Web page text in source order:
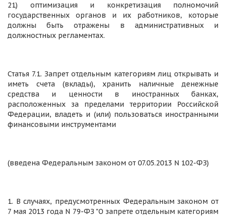
21) оптимизация и конкретизация полномочий
государственных органов и их работников, которые
должны быть отражены в административных и
должностных регламентах.
Статья 7.1. Запрет отдельным категориям лиц открывать и
иметь счета (вклады), хранить наличные денежные
средства и ценности в иностранных банках,
расположенных за пределами территории Российской
Федерации, владеть и (или) пользоваться иностранными
финансовыми инструментами
(введена Федеральным законом от 07.05.2013 N 102-ФЗ)
1. В случаях, предусмотренных Федеральным законом от
7 мая 2013 года N 79-ФЗ "О запрете отдельным категориям